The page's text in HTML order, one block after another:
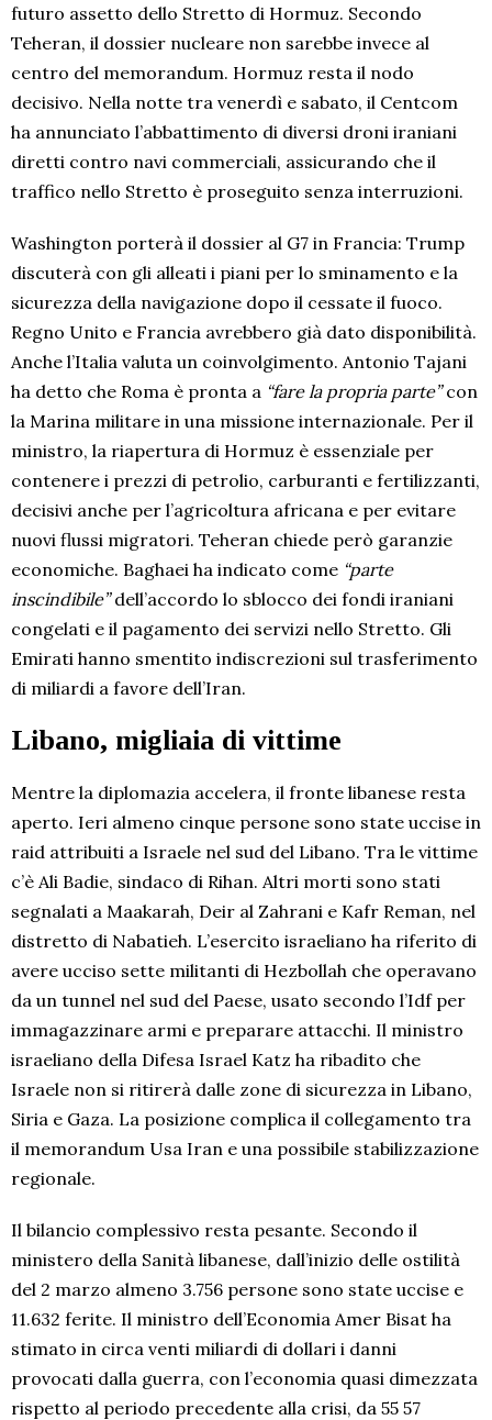
futuro assetto dello Stretto di Hormuz. Secondo
Teheran, il dossier nucleare non sarebbe invece al
centro del memorandum. Hormuz resta il nodo
decisivo. Nella notte tra venerdì e sabato, il Centcom
ha annunciato l’abbattimento di diversi droni iraniani
diretti contro navi commerciali, assicurando che il
traffico nello Stretto è proseguito senza interruzioni.
Washington porterà il dossier al G7 in Francia: Trump
discuterà con gli alleati i piani per lo sminamento e la
sicurezza della navigazione dopo il cessate il fuoco.
Regno Unito e Francia avrebbero già dato disponibilità.
Anche l’Italia valuta un coinvolgimento. Antonio Tajani
ha detto che Roma è pronta a “fare la propria parte”con
la Marina militare in una missione internazionale. Per il
ministro, la riapertura di Hormuz è essenziale per
contenere i prezzi di petrolio, carburanti e fertilizzanti,
decisivi anche per l’agricoltura africana e per evitare
nuovi flussi migratori. Teheran chiede però garanzie
economiche. Baghaei ha indicato come “parte
inscindibile”dell’accordo lo sblocco dei fondi iraniani
congelati e il pagamento dei servizi nello Stretto. Gli
Emirati hanno smentito indiscrezioni sul trasferimento
di miliardi a favore dell’Iran.
Libano, migliaia di vittime
Mentre la diplomazia accelera, il fronte libanese resta
aperto. Ieri almeno cinque persone sono state uccise in
raid attribuiti a Israele nel sud del Libano. Tra le vittime
c’è Ali Badie, sindaco di Rihan. Altri morti sono stati
segnalati a Maakarah, Deir al Zahrani e Kafr Reman, nel
distretto di Nabatieh. L’esercito israeliano ha riferito di
avere ucciso sette militanti di Hezbollah che operavano
da un tunnel nel sud del Paese, usato secondo l’Idf per
immagazzinare armi e preparare attacchi. Il ministro
israeliano della Difesa Israel Katz ha ribadito che
Israele non si ritirerà dalle zone di sicurezza in Libano,
Siria e Gaza. La posizione complica il collegamento tra
il memorandum Usa Iran e una possibile stabilizzazione
regionale.
Il bilancio complessivo resta pesante. Secondo il
ministero della Sanità libanese, dall’inizio delle ostilità
del 2 marzo almeno 3.756 persone sono state uccise e
11.632 ferite. Il ministro dell’Economia Amer Bisat ha
stimato in circa venti miliardi di dollari i danni
provocati dalla guerra, con l’economia quasi dimezzata
rispetto al periodo precedente alla crisi, da 55 57